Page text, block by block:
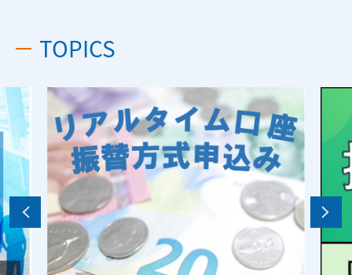
TOPICS